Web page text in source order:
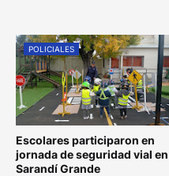
POLICIALES
Escolares participaron en
jornada de seguridad vial en
Sarandí Grande